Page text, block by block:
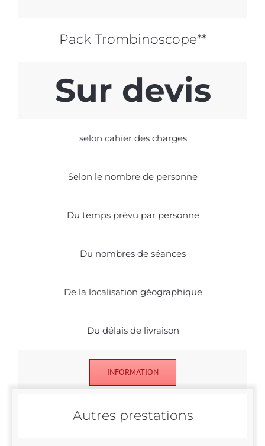
Pack Trombinoscope**
Sur devis
selon cahier des charges
Selon le nombre de personne
Du temps prévu par personne
Du nombres de séances
De la localisation géographique
Du délais de livraison
INFORMATION
Autres prestations